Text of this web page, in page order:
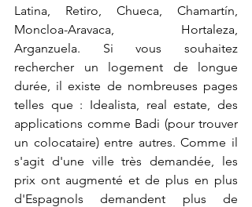
Latina, Retiro, Chueca, Chamartín,
Moncloa-Aravaca, Hortaleza,
Arganzuela. Si vous souhaitez
rechercher un logement de longue
durée, il existe de nombreuses pages
telles que : Idealista, real estate, des
applications comme Badi (pour trouver
un colocataire) entre autres. Comme il
s'agit d'une ville très demandée, les
prix ont augmenté et de plus en plus
d'Espagnols demandent plus de